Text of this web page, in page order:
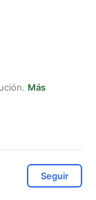
Más
Seguir